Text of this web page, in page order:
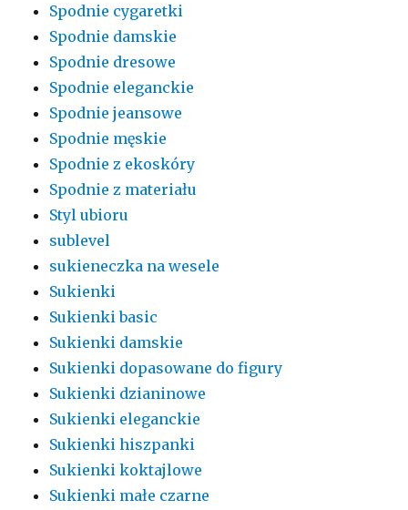
Spodnie cygaretki
Spodnie damskie
Spodnie dresowe
Spodnie eleganckie
Spodnie jeansowe
Spodnie męskie
Spodnie z ekoskóry
Spodnie z materiału
Styl ubioru
sublevel
sukieneczka na wesele
Sukienki
Sukienki basic
Sukienki damskie
Sukienki dopasowane do figury
Sukienki dzianinowe
Sukienki eleganckie
Sukienki hiszpanki
Sukienki koktajlowe
Sukienki małe czarne